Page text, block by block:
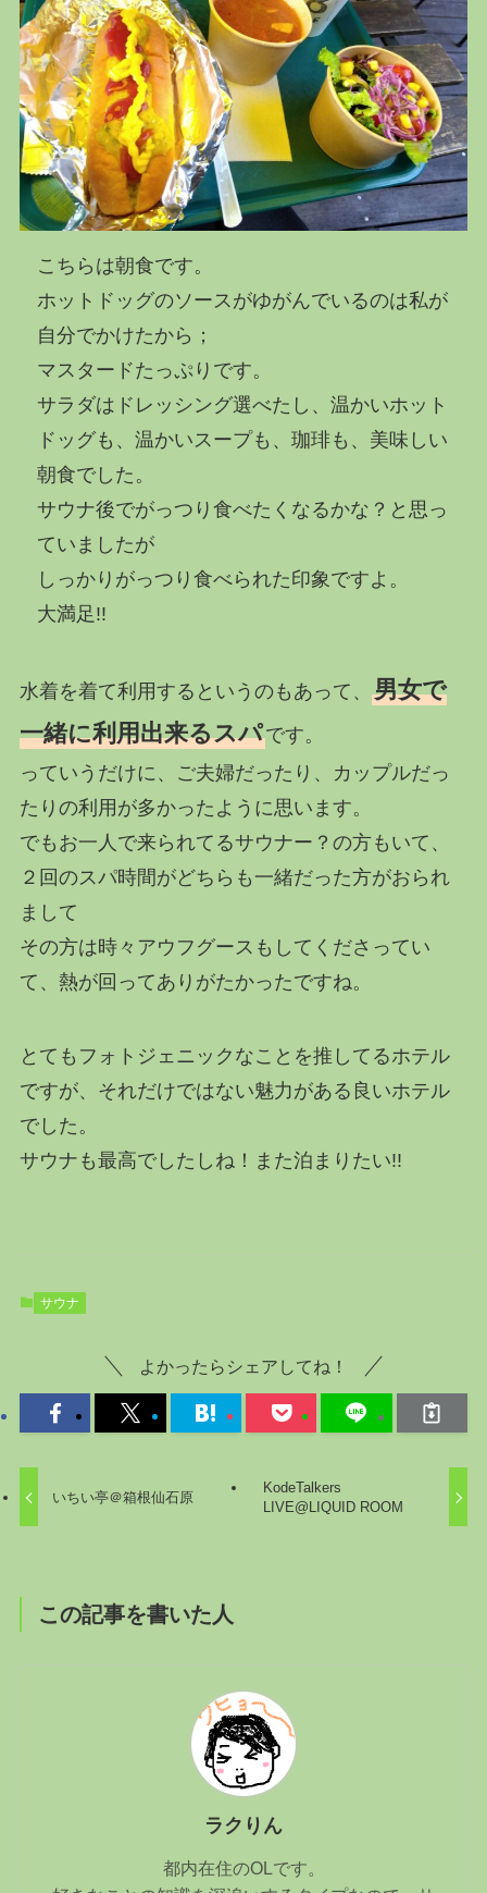
こちらは朝食です。
ホットドッグのソースがゆがんでいるのは私が
自分でかけたから；
マスタードたっぷりです。
サラダはドレッシング選べたし、温かいホット
ドッグも、温かいスープも、珈琲も、美味しい
朝食でした。
サウナ後でがっつり食べたくなるかな？と思っ
ていましたが
しっかりがっつり食べられた印象ですよ。
大満足!!
水着を着て利用するというのもあって、 男女で
一緒に利用出来るスパです。
っていうだけに、ご夫婦だったり、カップルだっ
たりの利用が多かったように思います。
でもお一人で来られてるサウナー？の方もいて、
２回のスパ時間がどちらも一緒だった方がおられ
まして
その方は時々アウフグースもしてくださってい
て、熱が回ってありがたかったですね。
とてもフォトジェニックなことを推してるホテル
ですが、それだけではない魅力がある良いホテル
でした。
サウナも最高でしたしね！また泊まりたい!!
サウナ
よかったらシェアしてね！
いちい亭＠箱根仙石原
KodeTalkers
LIVE@LIQUID ROOM
この記事を書いた人
ラクりん
都内在住のOLです。